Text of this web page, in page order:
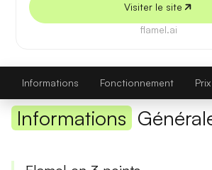
Visiter le site
flamel.ai
Flamel
Informations
Fonctionnement Prix
Informations